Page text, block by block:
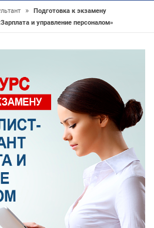
»
Подготовка к экзамену
и управление персоналом»